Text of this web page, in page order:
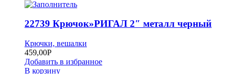
22739 Крючок»РИГАЛ 2″ металл черный
Крючки, вешалки
459,00Р
Добавить в избранное
В корзину